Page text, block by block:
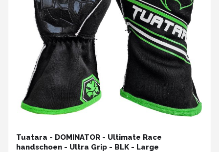
Tuatara - DOMINATOR - Ultimate Race
handschoen - Ultra Grip - BLK - Large